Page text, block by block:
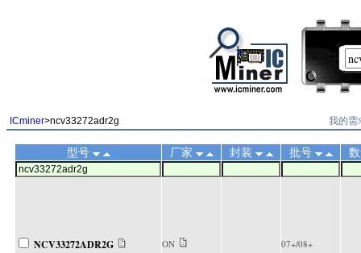
ICminer>ncv33272adr2g 我的需
型号 厂家 封装 批号
NCV33272ADR2G ON 07+/08+